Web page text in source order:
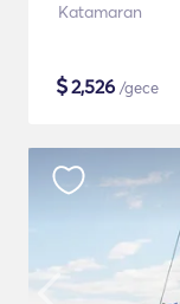
Katamaran
$2,526 /gece